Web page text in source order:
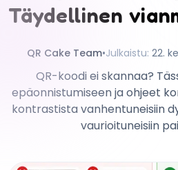
API
Täydellinen
QR Cake Team•Julkaistu: 22.
QR-koodi ei skannaa?
epäonnistumiseen ja ohjeet
kontrastista vanhentuneisiin
vaurioituneisiin